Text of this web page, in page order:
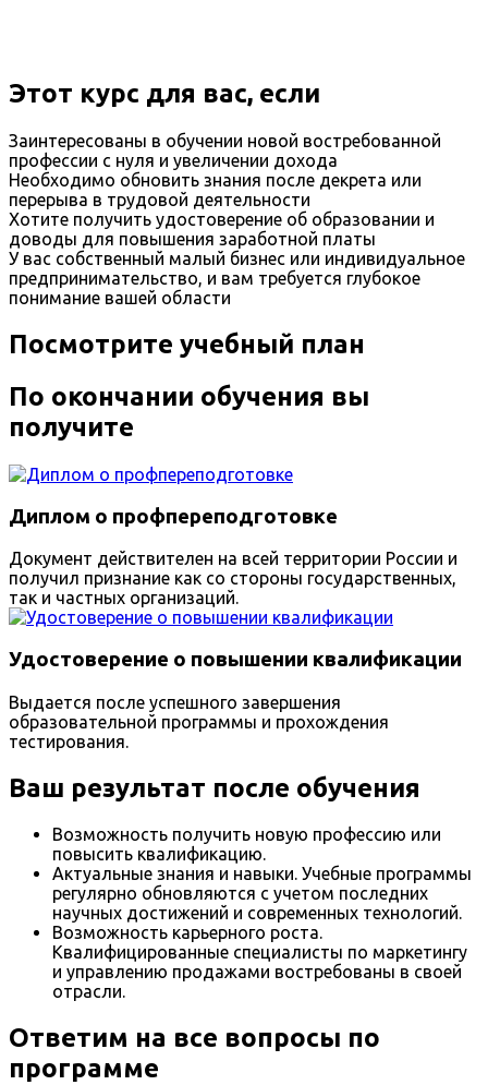
Этот курс для вас, если
Заинтересованы в обучении новой востребованной
профессии с нуля и увеличении дохода
Необходимо обновить знания после декрета или
перерыва в трудовой деятельности
Хотите получить удостоверение об образовании и
доводы для повышения заработной платы
У вас собственный малый бизнес или индивидуальное
предпринимательство, и вам требуется глубокое
понимание вашей области
Посмотрите учебный план
По окончании обучения вы
получите
Диплом о профпереподготовке
Документ действителен на всей территории России и
получил признание как со стороны государственных,
так и частных организаций.
Удостоверение о повышении квалификации
Выдается после успешного завершения
образовательной программы и прохождения
тестирования.
Ваш результат после обучения
Возможность получить новую профессию или
повысить квалификацию.
Актуальные знания и навыки. Учебные программы
регулярно обновляются с учетом последних
научных достижений и современных технологий.
Возможность карьерного роста.
Квалифицированные специалисты по маркетингу
и управлению продажами востребованы в своей
отрасли.
Ответим на все вопросы по
программе